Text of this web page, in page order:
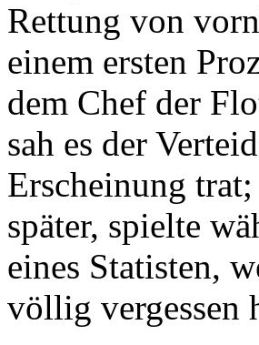
Rettung von
einem ersten
dem Chef der
sah es der
Erscheinung
später, spielte
eines Statisten,
völlig vergessen